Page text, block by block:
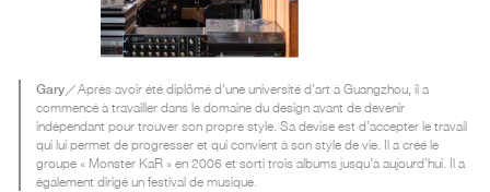
Gary／Après avoir été diplômé d’une université d’art à Guangzhou, il a
commencé à travailler dans le domaine du design avant de devenir
indépendant pour trouver son propre style. Sa devise est d’accepter le travail
qui lui permet de progresser et qui convient à son style de vie. Il a créé le
groupe « Monster KaR » en 2006 et sorti trois albums jusqu’à aujourd’hui. Il a
également dirigé un festival de musique.